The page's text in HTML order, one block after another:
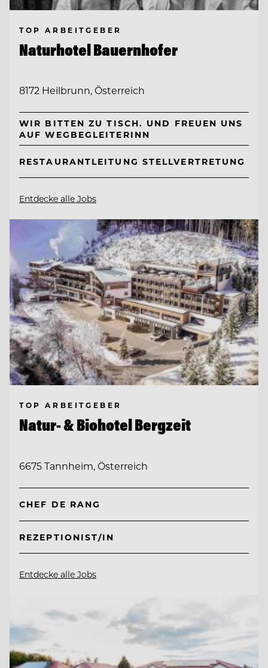
TOP ARBEITGEBER
Naturhotel Bauernhofer
8172 Heilbrunn, Österreich
WIR BITTEN ZU TISCH. UND FREUEN UNS
AUF WEGBEGLEITERINN
RESTAURANTLEITUNG STELLVERTRETUNG
Entdecke alle Jobs
TOP ARBEITGEBER
Natur- & Biohotel Bergzeit
6675 Tannheim, Österreich
CHEF DE RANG
REZEPTIONIST/IN
Entdecke alle Jobs